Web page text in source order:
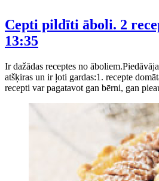
Cepti pildīti āboli. 2
13:35
Ir dažādas receptes no
atšķiras un ir ļoti gardas:1. recepte
recepti var pagatavot gan bērni, gan